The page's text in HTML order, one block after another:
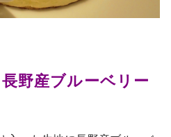
野産ブルーベリー